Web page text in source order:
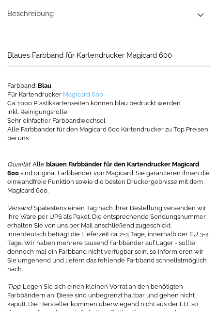
Beschreibung
Blaues Farbband für Kartendrucker Magicard 600
Farbband: Blau
Für Kartendrucker Magicard 600
Ca. 1000 Plastikkartenseiten können blau bedruckt werden
Inkl. Reinigungsrolle
Sehr einfacher Farbbandwechsel
Alle Farbbänder für den Magicard 600 Kartendrucker zu Top Preisen
bei uns
Qualität: Alle blauen Farbbänder für den Kartendrucker Magicard
600 sind original Farbbänder von Magicard. Sie garantieren Ihnen die
einwandfreie Funktion sowie die besten Druckergebnisse mit dem
Magicard 600.
Versand: Spätestens einen Tag nach Ihrer Bestellung versenden wir
Ihre Ware per UPS als Paket. Die entsprechende Sendungsnummer
erhalten Sie von uns per Mail anschließend zugeschickt.
Innerdeutsch beträgt die Lieferzeit ca. 2-3 Tage, innerhalb der EU 3-4
Tage. Wir haben mehrere tausend Farbbänder auf Lager - sollte
dennoch mal ein Farbband nicht verfügbar sein, so informieren wir
Sie umgehend und liefern das fehlende Farbband schnellstmöglich
nach.
Tipp: Legen Sie sich einen kleinen Vorrat an den benötigten
Farbbändern an. Diese sind unbegrenzt haltbar und gehen nicht
kaputt. Die Hersteller kommen überwiegend nicht aus der EU, so